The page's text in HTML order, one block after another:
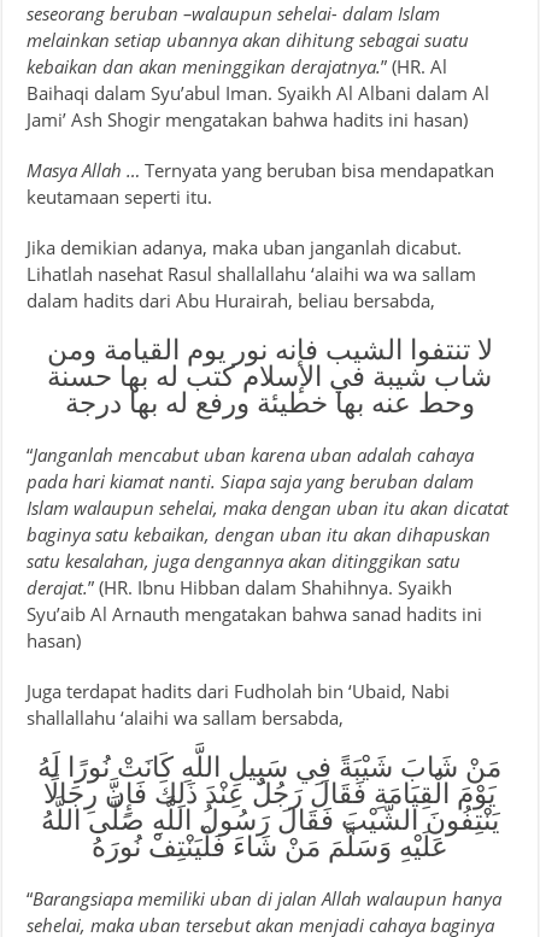
seseorang beruban –walaupun sehelai- dalam Islam
melainkan setiap ubannya akan dihitung sebagai suatu
kebaikan dan akan meninggikan derajatnya.” (HR. Al
Baihaqi dalam Syu’abul Iman. Syaikh Al Albani dalam Al
Jami’ Ash Shogir mengatakan bahwa hadits ini hasan)
Masya Allah … Ternyata yang beruban bisa mendapatkan
keutamaan seperti itu.
Jika demikian adanya, maka uban janganlah dicabut.
Lihatlah nasehat Rasul shallallahu ‘alaihi wa wa sallam
dalam hadits dari Abu Hurairah, beliau bersabda,
لا تنتفوا الشيب فإنه نور يوم القيامة ومن
شاب شيبة في الإسلام كتب له بها حسنة
وحط عنه بها خطيئة ورفع له بها درجة
“Janganlah mencabut uban karena uban adalah cahaya
pada hari kiamat nanti. Siapa saja yang beruban dalam
Islam walaupun sehelai, maka dengan uban itu akan dicatat
baginya satu kebaikan, dengan uban itu akan dihapuskan
satu kesalahan, juga dengannya akan ditinggikan satu
derajat.” (HR. Ibnu Hibban dalam Shahihnya. Syaikh
Syu’aib Al Arnauth mengatakan bahwa sanad hadits ini
hasan)
Juga terdapat hadits dari Fudholah bin ‘Ubaid, Nabi
shallallahu ‘alaihi wa sallam bersabda,
مَنْ شَابَ شَيْبَةً فِي سَبِيلِ اللَّهِ كَانَتْ نُورًا لَهُ
يَوْمَ الْقِيَامَةِ فَقَالَ رَجُلٌ عِنْدَ ذَلِكَ فَإِنَّ رِجَالًا
يَنْتِفُونَ الشَّيْبَ فَقَالَ رَسُولُ اللَّهِ صَلَّى اللَّهُ
عَلَيْهِ وَسَلَّمَ مَنْ شَاءَ فَلْيَنْتِفْ نُورَهُ
“Barangsiapa memiliki uban di jalan Allah walaupun hanya
sehelai, maka uban tersebut akan menjadi cahaya baginya